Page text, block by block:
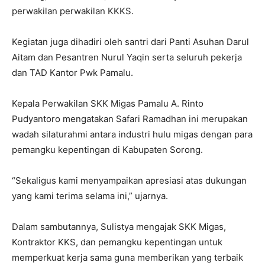
perwakilan perwakilan KKKS.
Kegiatan juga dihadiri oleh santri dari Panti Asuhan Darul
Aitam dan Pesantren Nurul Yaqin serta seluruh pekerja
dan TAD Kantor Pwk Pamalu.
Kepala Perwakilan SKK Migas Pamalu A. Rinto
Pudyantoro mengatakan Safari Ramadhan ini merupakan
wadah silaturahmi antara industri hulu migas dengan para
pemangku kepentingan di Kabupaten Sorong.
“Sekaligus kami menyampaikan apresiasi atas dukungan
yang kami terima selama ini,” ujarnya.
Dalam sambutannya, Sulistya mengajak SKK Migas,
Kontraktor KKS, dan pemangku kepentingan untuk
memperkuat kerja sama guna memberikan yang terbaik